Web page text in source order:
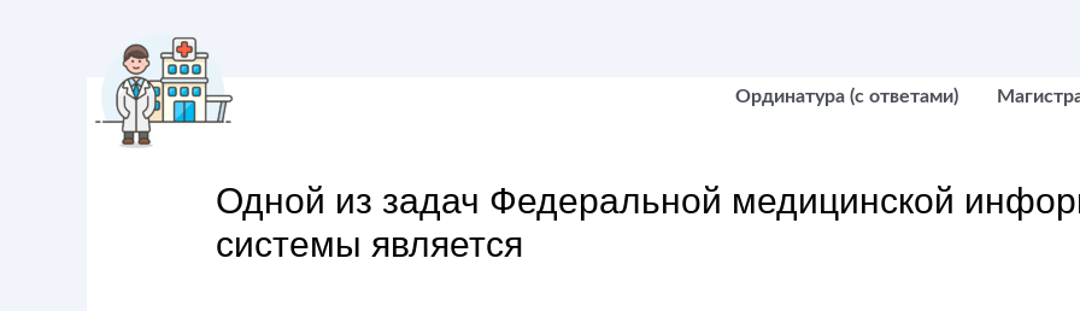
Ординатура (с ответами)
Одной из задач Федеральной медицинской
системы является